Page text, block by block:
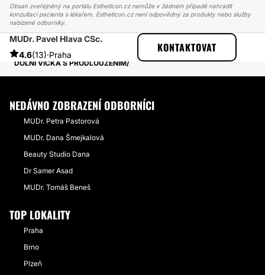
Obsah zveřejněný na portálu Estheticon.cz nemůže v žádném případě nahradit
konzultaci pacienta s lékařem. Estheticon.cz není odpovědný za produkty nebo služby
nabízené odborníky.
MUDr. Pavel Hlava CSc.
4.6(13)·Praha
KONTAKTOVAT
ESTHETICON
PŘÍBĚHY
PŘÍBĚHY TÝKAJÍCÍ SE ZÁKROKU OPERACE DOLNÍCH VÍČEK
DOLNÍ VÍČKA S PRODLOUŽENÍM
NEDÁVNO ZOBRAZENÍ ODBORNÍCI
MUDr. Petra Pastorová
MUDr. Dana Šmejkalová
Beauty Studio Dana
Dr Samer Asad
MUDr. Tomáš Beneš
TOP LOKALITY
Praha
Brno
Plzeň